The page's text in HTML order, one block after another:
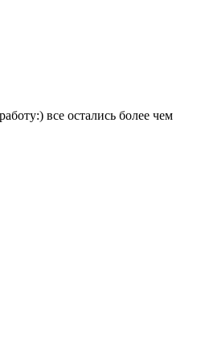
все остались более чем